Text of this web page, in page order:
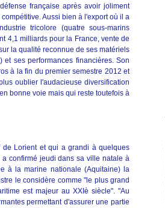
française après avoir joliment
Aussi bien à l'export où il a
tricolore (quatre sous-marins
4,1 milliards pour la France, vente de
la qualité reconnue de ses matériels
et ses performances financières. Son
à la fin du premier semestre 2012 et
oublier l'audacieuse diversification
bonne voie mais qui reste toutefois à
de Lorient et qui a grandi à quelques
confirmé jeudi dans sa ville natale à
à la marine nationale (Aquitaine) la
le considère comme "le plus grand
est majeur au XXIè siècle". "Au
permettant d'assurer une partie